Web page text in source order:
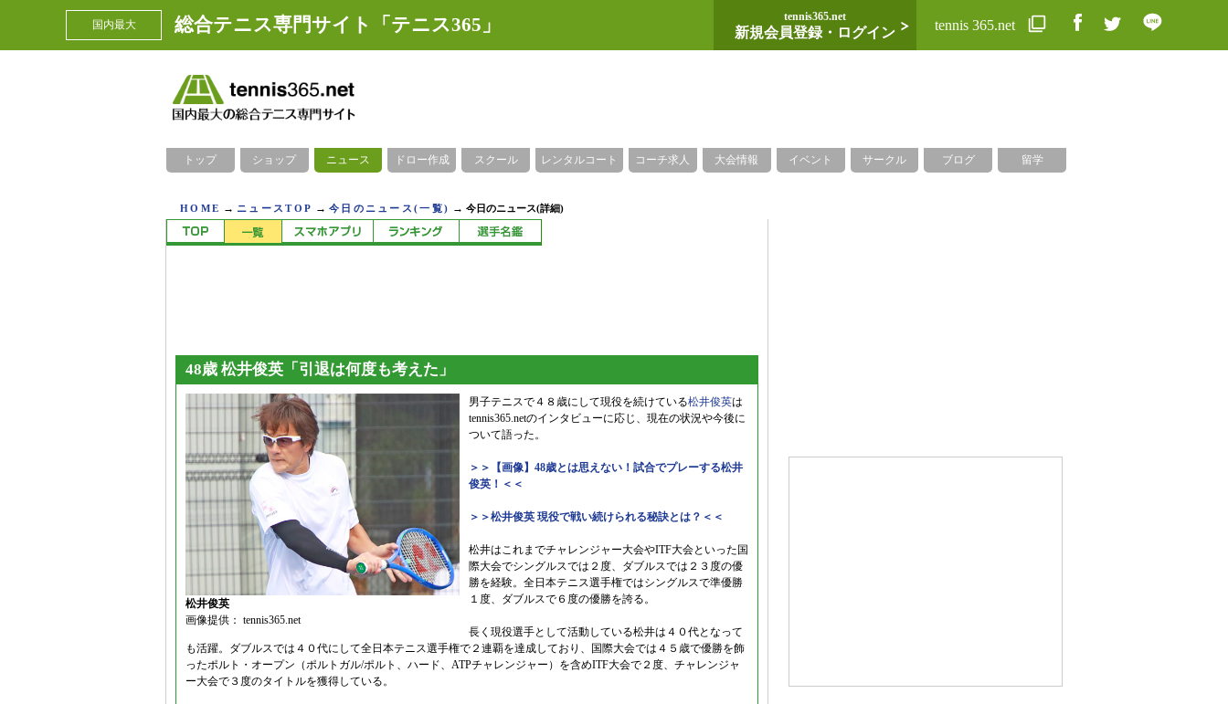
国内最大 総合テニス専門サイト「テニス365」 tennis365.net
新規会員登録・ログイン tennis 365.net
トップ ショップ ニュース ドロー作成 スクール レンタルコート コーチ求人 大会情報 イベント サークル ブログ 留学
HOME → ニュースTOP →今日のニュース(一覧) →今日のニュース(詳細)
48歳 松井俊英「引退は何度も考えた」
松井俊英
画像提供： tennis365.net
男子テニスで４８歳にして現役を続けている松井俊英は
tennis365.netのインタビューに応じ、現在の状況や今後に
ついて語った。
＞＞【画像】48歳とは思えない！試合でプレーする松井
俊英！＜＜
＞＞松井俊英 現役で戦い続けられる秘訣とは？＜＜
松井はこれまでチャレンジャー大会やITF大会といった国
際大会でシングルスでは２度、ダブルスでは２３度の優
勝を経験。全日本テニス選手権ではシングルスで準優勝
１度、ダブルスで６度の優勝を誇る。
長く現役選手として活動している松井は４０代となって
も活躍。ダブルスでは４０代にして全日本テニス選手権で２連覇を達成しており、国際大会では４５歳で優勝を飾
ったポルト・オープン（ポルトガル/ポルト、ハード、ATPチャレンジャー）を含めITF大会で２度、チャレンジャ
ー大会で３度のタイトルを獲得している。